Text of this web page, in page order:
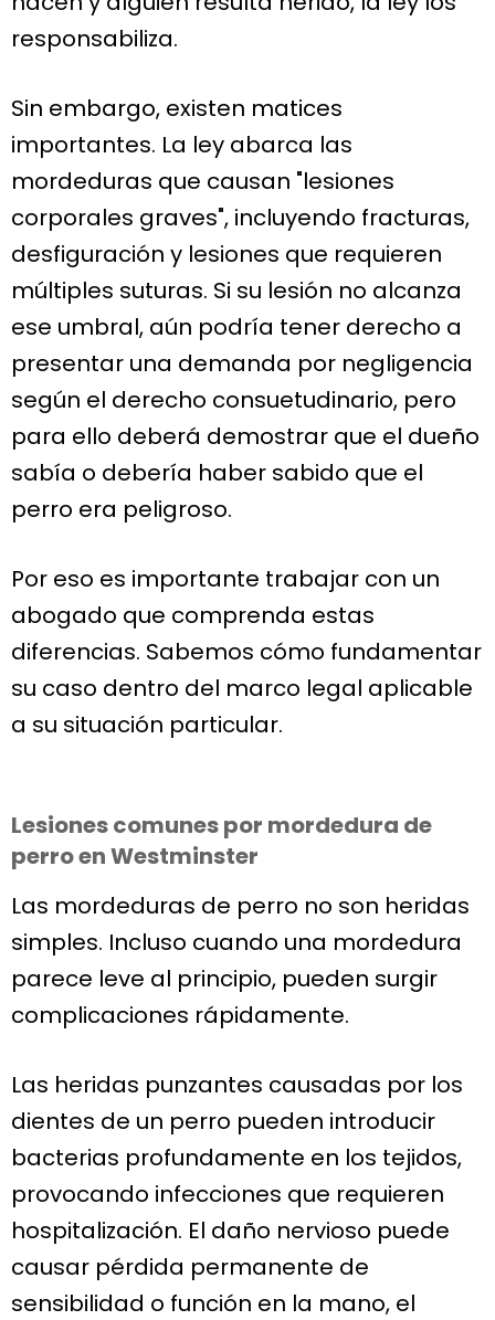
responsabiliza.
Sin embargo, existen matices
importantes. La ley abarca las
mordeduras que causan "lesiones
corporales graves", incluyendo fracturas,
desfiguración y lesiones que requieren
múltiples suturas. Si su lesión no alcanza
ese umbral, aún podría tener derecho a
presentar una demanda por negligencia
según el derecho consuetudinario, pero
para ello deberá demostrar que el dueño
sabía o debería haber sabido que el
perro era peligroso.
Por eso es importante trabajar con un
abogado que comprenda estas
diferencias. Sabemos cómo fundamentar
su caso dentro del marco legal aplicable
a su situación particular.
Lesiones comunes por mordedura de
perro en Westminster
Las mordeduras de perro no son heridas
simples. Incluso cuando una mordedura
parece leve al principio, pueden surgir
complicaciones rápidamente.
Las heridas punzantes causadas por los
dientes de un perro pueden introducir
bacterias profundamente en los tejidos,
provocando infecciones que requieren
hospitalización. El daño nervioso puede
causar pérdida permanente de
sensibilidad o función en la mano, el